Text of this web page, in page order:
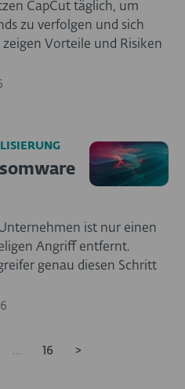
CapCut täglich, um
zu verfolgen und sich
Vorteile und Risiken
ist nur einen
Angriff entfernt.
genau diesen Schritt
... 16 >